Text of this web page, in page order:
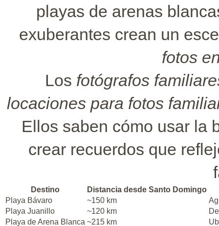
playas de arenas
exuberantes crean un
fotos
Los fotógrafos
locaciones para fotos
Ellos saben cómo usar la
crear recuerdos que
Destino
Distancia desde Santo Domingo
Playa Bávaro
~150 km
Playa Juanillo
~120 km
Playa de Arena Blanca ~215 km